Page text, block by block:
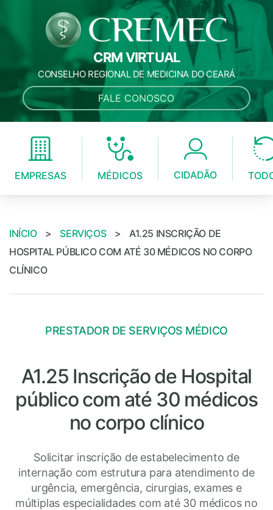
CRM VIRTUAL
CONSELHO REGIONAL DE MEDICINA DO CEARÁ
FALE CONOSCO
EMPRESAS MÉDICOS CIDADÃO
INÍCIO > SERVIÇOS >
A1.25 INSCRIÇÃO DE
HOSPITAL PÚBLICO COM ATÉ 30 MÉDICOS NO CORPO
CLÍNICO
PRESTADOR DE SERVIÇOS MÉDICO
A1.25 Inscrição de Hospital
público com até 30 médicos
no corpo clínico
Solicitar inscrição de estabelecimento de
internação com estrutura para atendimento de
urgência, emergência, cirurgias, exames e
múltiplas especialidades com até 30 médicos no